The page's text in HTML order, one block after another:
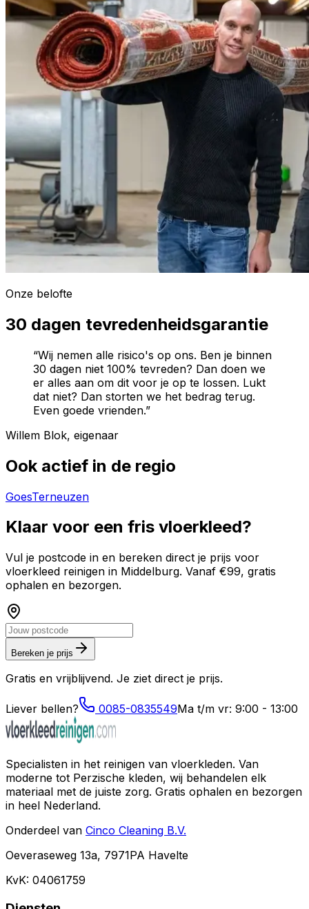
Onze belofte
30 dagen tevredenheidsgarantie
“Wij nemen alle risico's op ons. Ben je binnen
30 dagen niet 100% tevreden? Dan doen we
er alles aan om dit voor je op te lossen. Lukt
dat niet? Dan storten we het bedrag terug.
Even goede vrienden.”
Willem Blok, eigenaar
Ook actief in de regio
GoesTerneuzen
Klaar voor een fris vloerkleed?
Vul je postcode in en bereken direct je prijs voor
vloerkleed reinigen in Middelburg. Vanaf €99, gratis
ophalen en bezorgen.
Bereken je prijs
Gratis en vrijblijvend. Je ziet direct je prijs.
Liever bellen? 0085-0835549Ma t/m vr: 9:00 - 13:00
Specialisten in het reinigen van vloerkleden. Van
moderne tot Perzische kleden, wij behandelen elk
materiaal met de juiste zorg. Gratis ophalen en bezorgen
in heel Nederland.
Onderdeel van Cinco Cleaning B.V.
Oeveraseweg 13a, 7971PA Havelte
KvK: 04061759